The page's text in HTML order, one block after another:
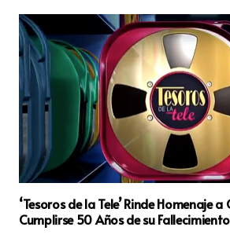
‘Tesoros de la Tele’ Rinde Homenaje
Cumplirse 50 Años de su Fallecimiento